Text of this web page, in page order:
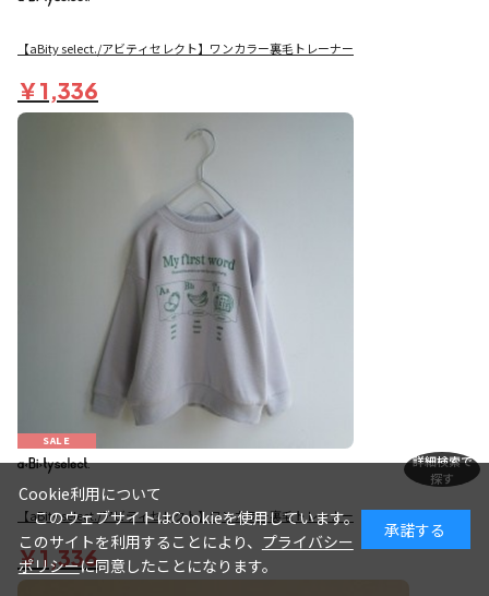
【aBity select./アビティセレクト】ワンカラー裏毛トレーナー
￥1,336
SALE
【aBity select./アビティセレクト】ワンカラー裏毛トレーナー
￥1,336
詳細検索で
探す
Cookie利用について
このウェブサイトはCookieを使用しています。
このサイトを利用することにより、 プライバシー
ポリシーに同意したことになります。
承諾する